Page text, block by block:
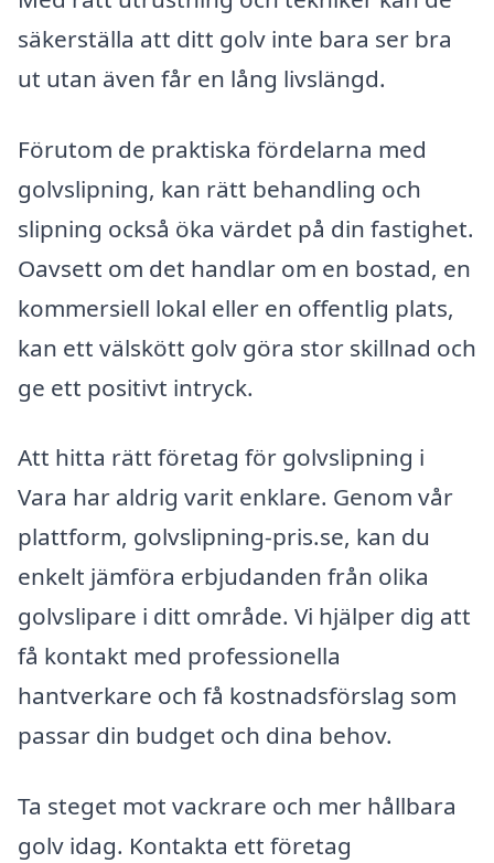
säkerställa att ditt golv inte bara ser bra
ut utan även får en lång livslängd.
Förutom de praktiska fördelarna med
golvslipning, kan rätt behandling och
slipning också öka värdet på din fastighet.
Oavsett om det handlar om en bostad, en
kommersiell lokal eller en offentlig plats,
kan ett välskött golv göra stor skillnad och
ge ett positivt intryck.
Att hitta rätt företag för golvslipning i
Vara har aldrig varit enklare. Genom vår
plattform, golvslipning-pris.se, kan du
enkelt jämföra erbjudanden från olika
golvslipare i ditt område. Vi hjälper dig att
få kontakt med professionella
hantverkare och få kostnadsförslag som
passar din budget och dina behov.
Ta steget mot vackrare och mer hållbara
golv idag. Kontakta ett företag